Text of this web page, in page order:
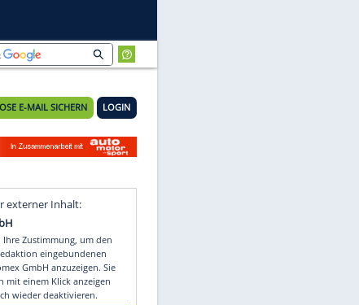
KOSTENLOSE E-MAIL SICHERN
Video
Empfohlener externer Inhalt:
Glomex GmbH